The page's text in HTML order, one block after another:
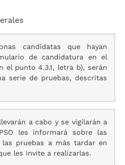
candidatas que hayan
de candidatura en el
el punto 4.3.1, letra b), serán
serie de pruebas, descritas
a cabo y se vigilarán a
les informará sobre las
las pruebas a más tardar en
les invite a realizarlas.